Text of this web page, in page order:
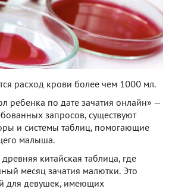
расход крови более чем 1000 мл.
ребенка по дате зачатия онлайн» —
запросов, существуют
и системы таблиц, помогающие
малыша.
китайская таблица, где
месяц зачатия малютки. Это
для девушек, имеющих